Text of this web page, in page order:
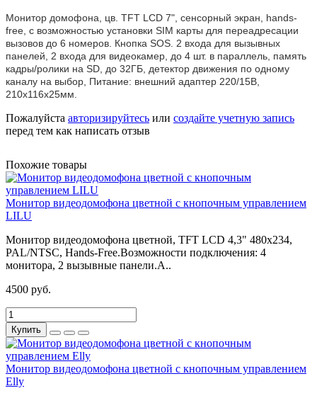
Монитор домофона, цв. TFT LCD 7", сенсорный экран, hands-
free, с возможностью установки SIM карты для переадресации
вызовов до 6 номеров. Кнопка SOS. 2 входа для вызывных
панелей, 2 входа для видеокамер, до 4 шт. в параллель, память
кадры/ролики на SD, до 32ГБ, детектор движения по одному
каналу на выбор, Питание: внешний адаптер 220/15В,
210х116х25мм.
Пожалуйста авторизируйтесь или создайте учетную запись
перед тем как написать отзыв
Похожие товары
Монитор видеодомофона цветной с кнопочным управлением
LILU
Монитор видеодомофона цветной, TFT LCD 4,3" 480x234,
PAL/NTSC, Hands-Free.Возможности подключения: 4
монитора, 2 вызывные панели.А..
4500 руб.
Купить
Монитор видеодомофона цветной с кнопочным управлением
Elly